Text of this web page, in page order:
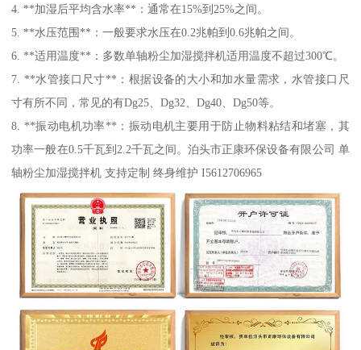
4. **加湿后平均含水率**：通常在15%到25%之间。
5. **水压范围**：一般要求水压在0.2兆帕到0.6兆帕之间。
6. **适用温度**：多数单轴粉尘加湿搅拌机适用温度不超过300℃。
7. **水管接口尺寸**：根据设备的大小和加水量需求，水管接口尺
寸有所不同，常见的有Dg25、Dg32、Dg40、Dg50等。
8. **振动电机功率**：振动电机主要用于防止物料粘结和堵塞，其
功率一般在0.5千瓦到2.2千瓦之间。泊头市正康环保设备有限公司 单
轴粉尘加湿搅拌机 支持定制 终身维护 I5612706965